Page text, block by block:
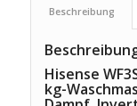
Beschreibung
Hisense
kg-